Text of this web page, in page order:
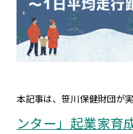
本記事は、笹川保健財団が
ンター」起業家育